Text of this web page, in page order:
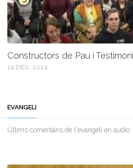
Constructors de Pau i
14 DES., 2024
EVANGELI
Ùltims comentaris de l'evangeli en àudio: